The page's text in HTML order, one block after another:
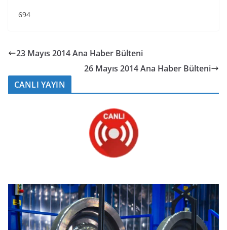
694
23 Mayıs 2014 Ana Haber Bülteni
26 Mayıs 2014 Ana Haber Bülteni
CANLI YAYIN